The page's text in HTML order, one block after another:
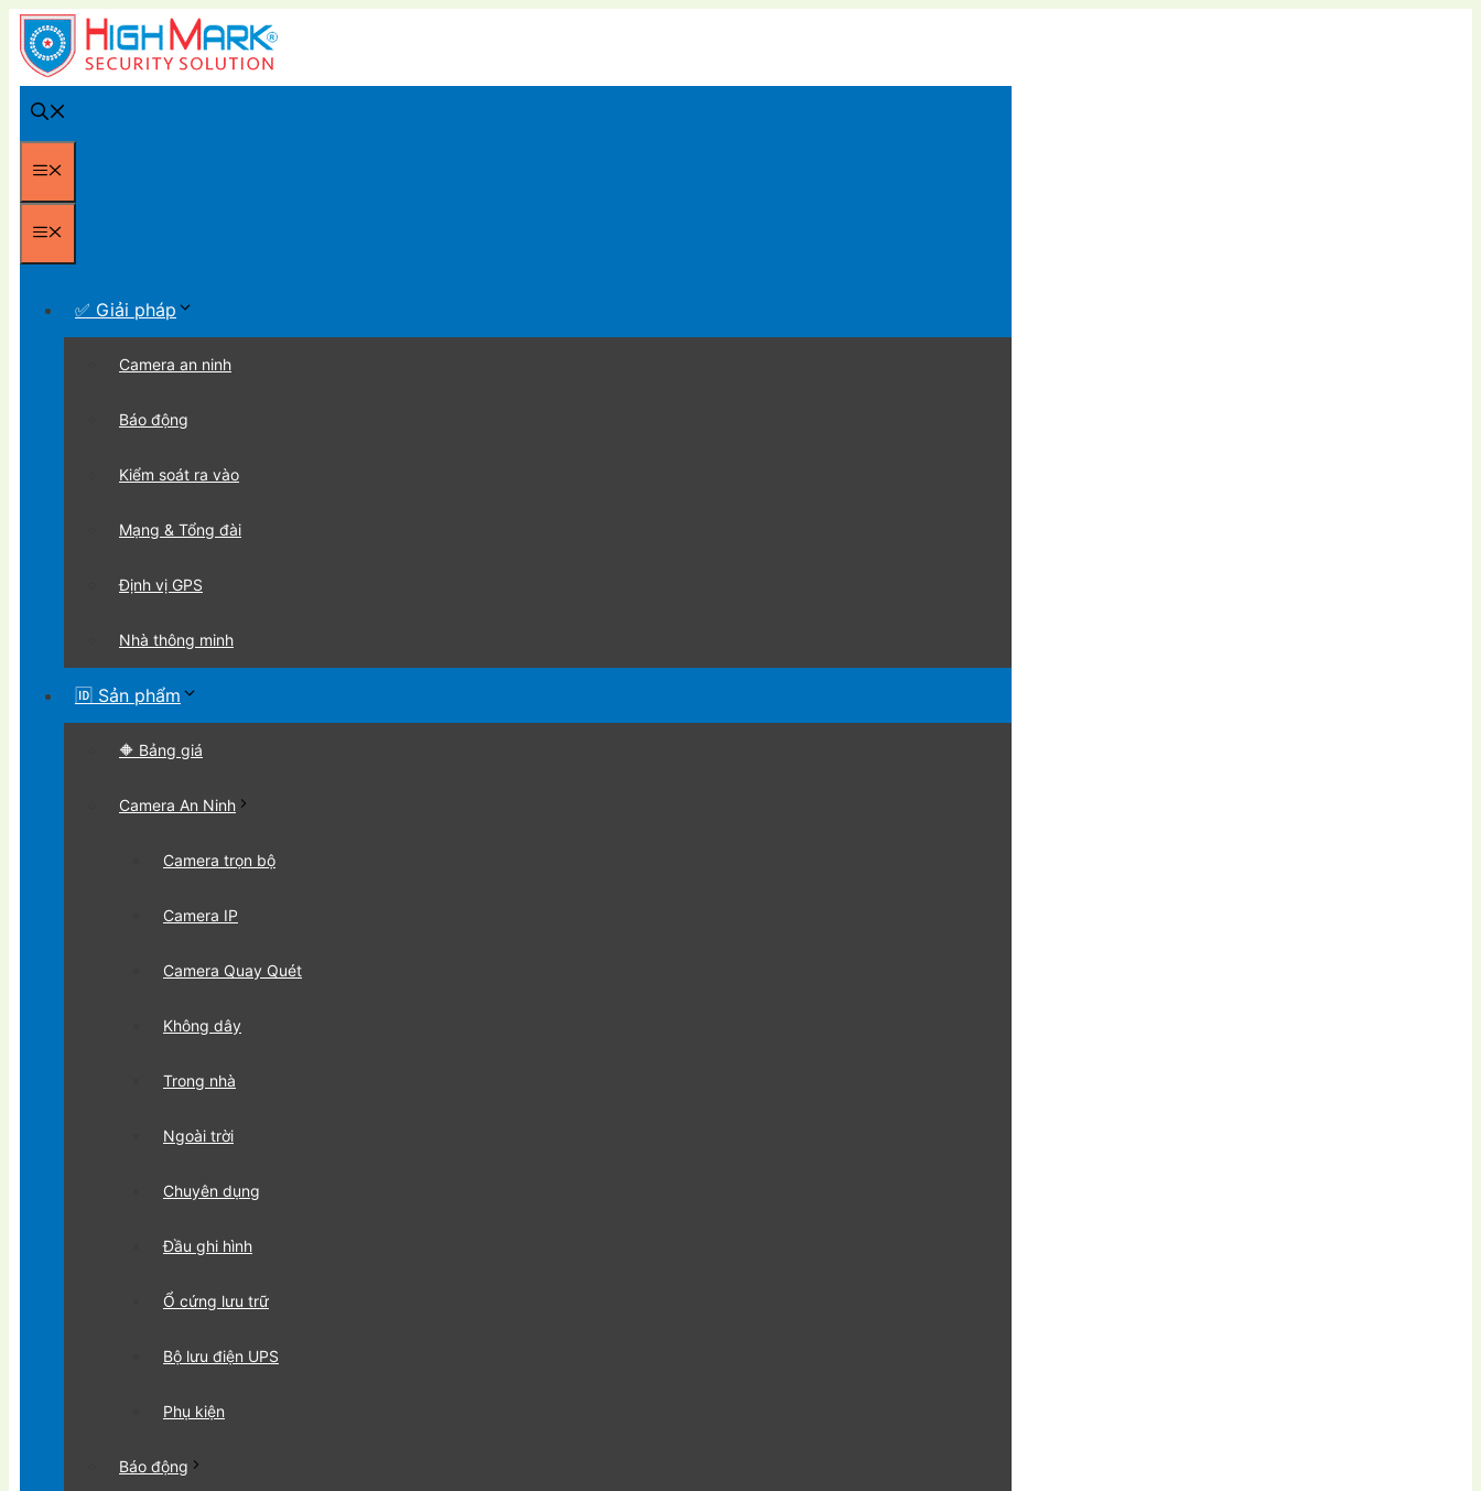
Chuyển
đến
nội
dung
Menu
Menu
✅ Giải pháp
Camera an ninh
Báo động
Kiểm soát ra vào
Mạng & Tổng đài
Định vị GPS
Nhà thông minh
🆔 Sản phẩm
🔶 Bảng giá
Camera An Ninh
Camera trọn bộ
Camera IP
Camera Quay Quét
Không dây
Trong nhà
Ngoài trời
Chuyên dụng
Đầu ghi hình
Ổ cứng lưu trữ
Bộ lưu điện UPS
Phụ kiện
Báo động